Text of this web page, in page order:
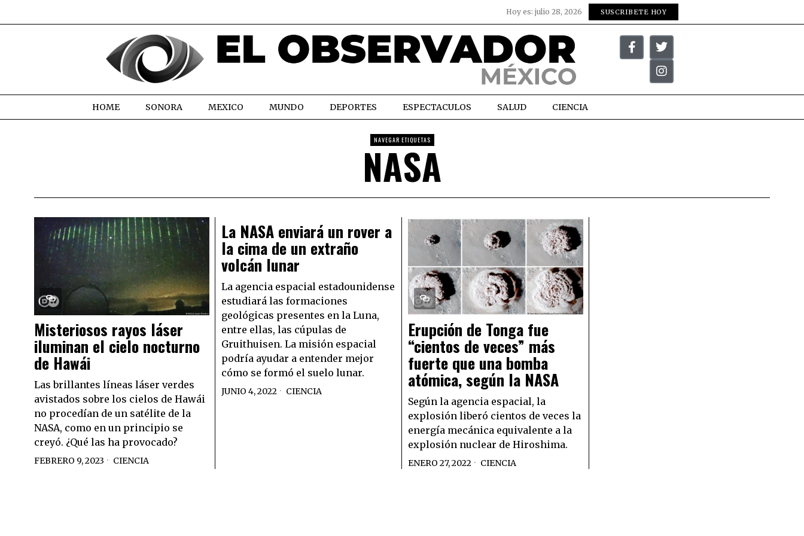
Hoy es: julio 28, 2026 SUSCRIBETE HOY
HOME SONORA MEXICO MUNDO DEPORTES ESPECTACULOS SALUD CIENCIA
NAVEGAR ETIQUETAS
NASA
Misteriosos rayos láser
iluminan el cielo nocturno
de Hawái
Las brillantes líneas láser verdes
avistados sobre los cielos de Hawái
no procedían de un satélite de la
NASA, como en un principio se
creyó. ¿Qué las ha provocado?
FEBRERO 9, 2023 CIENCIA
La NASA enviará un rover a
la cima de un extraño
volcán lunar
La agencia espacial estadounidense
estudiará las formaciones
geológicas presentes en la Luna,
entre ellas, las cúpulas de
Gruithuisen. La misión espacial
podría ayudar a entender mejor
cómo se formó el suelo lunar.
JUNIO 4, 2022 CIENCIA
Erupción de Tonga fue
“cientos de veces” más
fuerte que una bomba
atómica, según la NASA
Según la agencia espacial, la
explosión liberó cientos de veces la
energía mecánica equivalente a la
explosión nuclear de Hiroshima.
ENERO 27, 2022 CIENCIA